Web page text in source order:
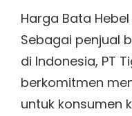
Harga Bata
Sebagai penjual
di Indonesia, PT
berkomitmen
untuk konsumen